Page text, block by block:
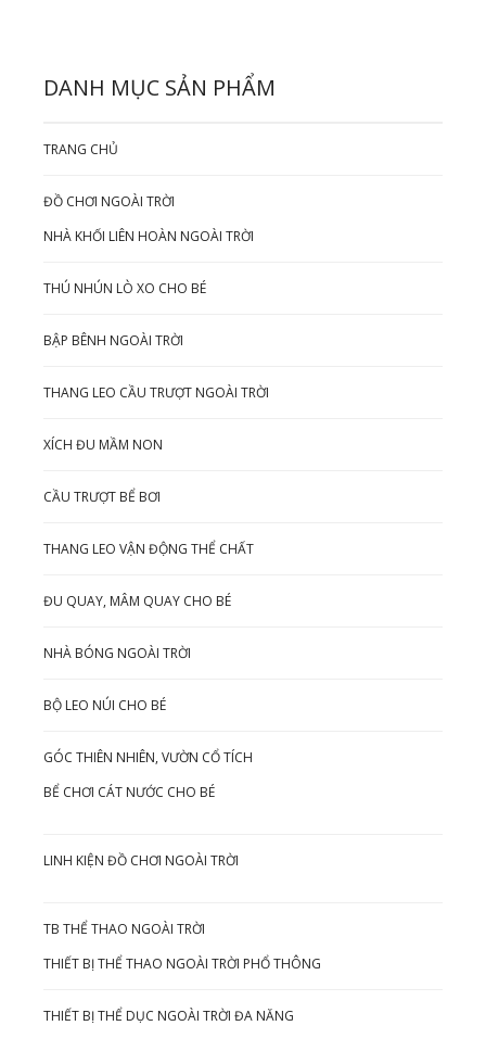
DANH MỤC SẢN PHẨM
TRANG CHỦ
ĐỒ CHƠI NGOÀI TRỜI
NHÀ KHỐI LIÊN HOÀN NGOÀI TRỜI
THÚ NHÚN LÒ XO CHO BÉ
BẬP BÊNH NGOÀI TRỜI
THANG LEO CẦU TRƯỢT NGOÀI TRỜI
XÍCH ĐU MẦM NON
CẦU TRƯỢT BỂ BƠI
THANG LEO VẬN ĐỘNG THỂ CHẤT
ĐU QUAY, MÂM QUAY CHO BÉ
NHÀ BÓNG NGOÀI TRỜI
BỘ LEO NÚI CHO BÉ
GÓC THIÊN NHIÊN, VƯỜN CỔ TÍCH
BỂ CHƠI CÁT NƯỚC CHO BÉ
LINH KIỆN ĐỒ CHƠI NGOÀI TRỜI
TB THỂ THAO NGOÀI TRỜI
THIẾT BỊ THỂ THAO NGOÀI TRỜI PHỔ THÔNG
THIẾT BỊ THỂ DỤC NGOÀI TRỜI ĐA NĂNG